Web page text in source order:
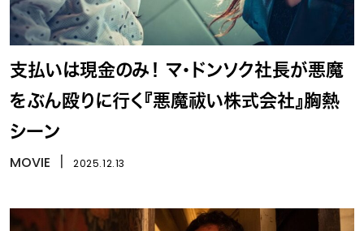
支払いは現金のみ！ マ・ドンソク社長が悪魔
をぶん殴りに行く『悪魔祓い株式会社』胸熱
シーン
MOVIE 2025.12.13